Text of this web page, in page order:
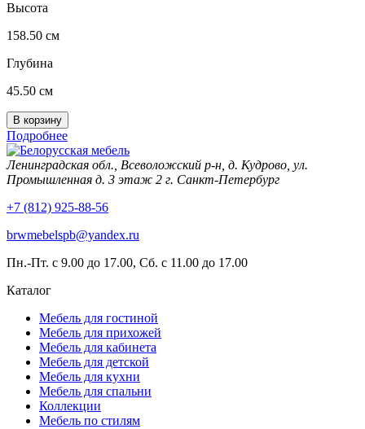
Высота
158.50 см
Глубина
45.50 см
Подробнее
Ленинградская обл., Всеволожский р-н, д. Кудрово, ул.
Промышленная д. 3 этаж 2 г. Санкт-Петербург
+7 (812) 925-88-56
brwmebelspb@yandex.ru
Пн.-Пт. с 9.00 до 17.00, Сб. с 11.00 до 17.00
Каталог
Мебель для гостиной
Мебель для прихожей
Мебель для кабинета
Мебель для детской
Мебель для кухни
Мебель для спальни
Коллекции
Мебель по стилям